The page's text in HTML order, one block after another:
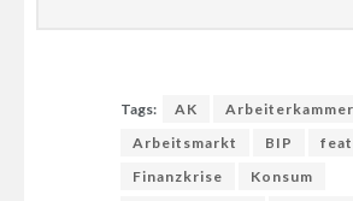
Tags: AK
Arbeiterkammer
Arbeitsmarkt
BIP
Finanzkrise
Konsum